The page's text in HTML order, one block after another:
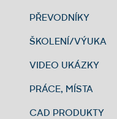
PŘEVODNÍKY
ŠKOLENÍ/VÝUKA
VIDEO UKÁZKY
PRÁCE, MÍSTA
CAD PRODUKTY